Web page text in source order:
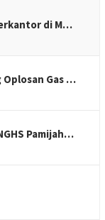
di M…
Oplosan Gas …
Pamijah…